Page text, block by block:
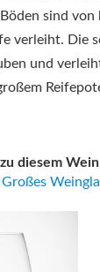
sind
verleiht. Die
und
diesem Wein